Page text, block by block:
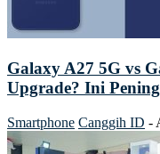
Galaxy A27 5G vs
Upgrade? Ini
Smartphone Canggih ID -